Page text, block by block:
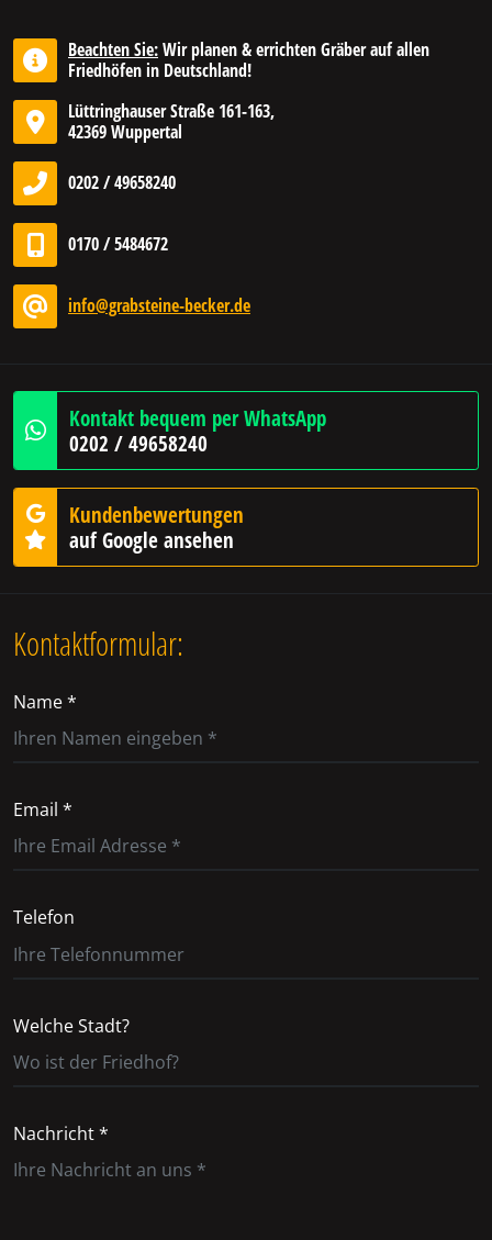
Beachten Sie:Wir planen & errichten Gräber auf allen
Friedhöfen in Deutschland!
Lüttringhauser Straße 161-163,
42369 Wuppertal
0202 / 49658240
0170 / 5484672
info@grabsteine-becker.de
Kontakt bequem per WhatsApp
0202 / 49658240
Kundenbewertungen
auf Google ansehen
Kontaktformular:
Name *
Email *
Telefon
Welche Stadt?
Nachricht *